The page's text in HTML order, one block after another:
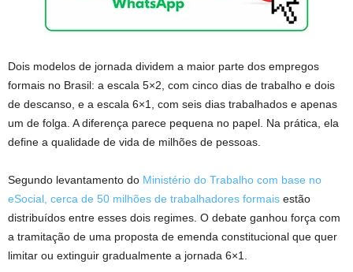
Dois modelos de jornada dividem a maior parte dos empregos
formais no Brasil: a escala 5×2, com cinco dias de trabalho e dois
de descanso, e a escala 6×1, com seis dias trabalhados e apenas
um de folga. A diferença parece pequena no papel. Na prática, ela
define a qualidade de vida de milhões de pessoas.
Segundo levantamento do Ministério do Trabalho com base no
eSocial, cerca de 50 milhões de trabalhadores formais estão
distribuídos entre esses dois regimes. O debate ganhou força com
a tramitação de uma proposta de emenda constitucional que quer
limitar ou extinguir gradualmente a jornada 6×1.